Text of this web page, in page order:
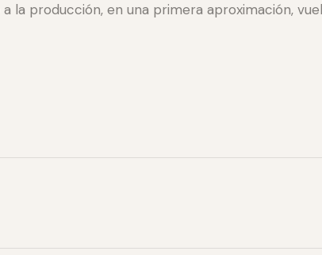
la producción, en una primera aproximación,